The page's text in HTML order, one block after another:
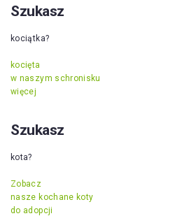
Szukasz
kociątka?
kocięta
w naszym schronisku
więcej
Szukasz
kota?
Zobacz
nasze kochane koty
do adopcji